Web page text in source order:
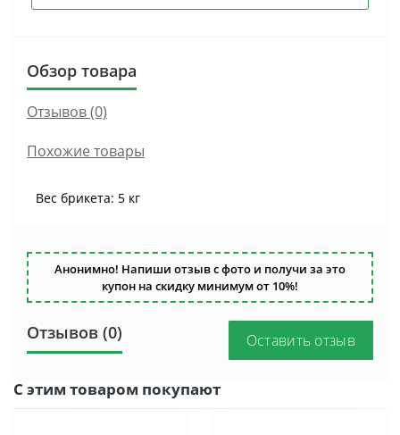
Обзор товара
Отзывов (0)
Похожие товары
Вес брикета: 5 кг
Анонимно! Напиши отзыв с фото и получи за это
купон на скидку минимум от 10%!
Отзывов (0) Оставить отзыв
С этим товаром покупают